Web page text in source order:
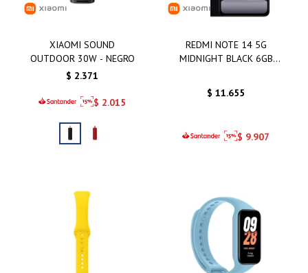
XIAOMI SOUND
OUTDOOR 30W - NEGRO
$ 2.371
$ 2.015
REDMI NOTE 14 5G
MIDNIGHT BLACK 6GB
$ 11.655
$ 9.907